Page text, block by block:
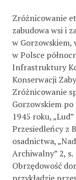
Zróżnicowanie
zabudowa wsi i
w
w Polsce
Infrastruktury
Konserwacji
Zróżnicowanie
Gorzowskiem po
1945 roku,
Przesiedleńcy z
osadnictwa,
Archiwalny” 2,
Obrzędowość